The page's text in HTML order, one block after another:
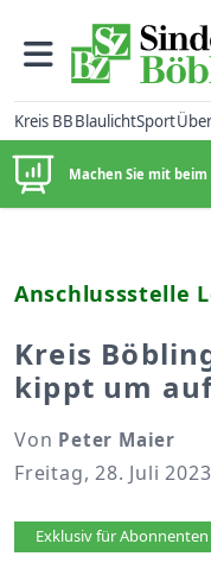
Kreis BBBlaulichtSport
Machen Sie mit
Anschlussstelle
Kreis
kippt um
Von Peter Maier
Freitag, 28. Juli
Artikel vorlesen
Exklusiv für Abonnenten